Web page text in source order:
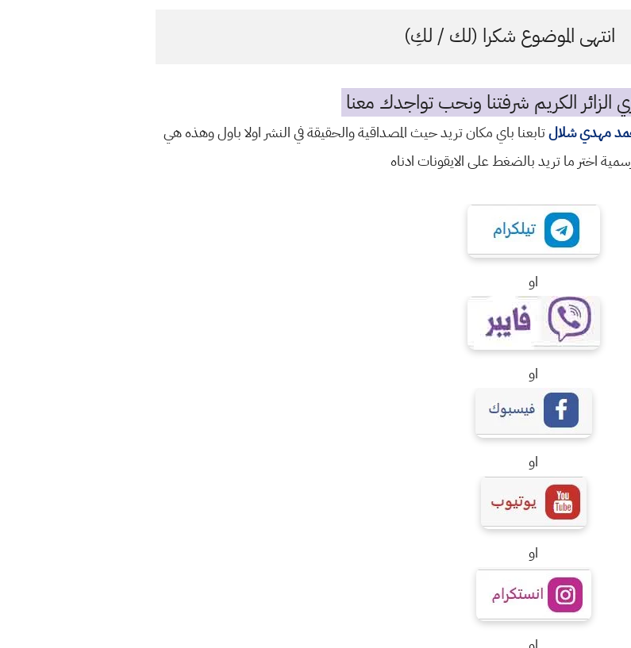
انتهى الموضوع شكرا (لك / لكِ)
الكريم شرفتنا ونحب تواجدك معنا
مهدي شلالتابعنا باي مكان تريد حيث المصداقية والحقيقة في النشر اولا باول وهذه هي
اختر ما تريد بالضغط على الايقونات ادناه
او
او
او
او